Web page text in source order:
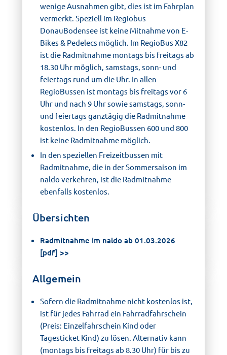
wenige Ausnahmen gibt, dies ist im Fahrplan
vermerkt. Speziell im Regiobus
DonauBodensee ist keine Mitnahme von E-
Bikes & Pedelecs möglich. Im RegioBus X82
ist die Radmitnahme montags bis freitags ab
18.30 Uhr möglich, samstags, sonn- und
feiertags rund um die Uhr. In allen
RegioBussen ist montags bis freitags vor 6
Uhr und nach 9 Uhr sowie samstags, sonn-
und feiertags ganztägig die Radmitnahme
kostenlos. In den RegioBussen 600 und 800
ist keine Radmitnahme möglich.
In den speziellen Freizeitbussen mit
Radmitnahme, die in der Sommersaison im
naldo verkehren, ist die Radmitnahme
ebenfalls kostenlos.
Übersichten
Radmitnahme im naldo ab 01.03.2026
[pdf]
Allgemein
Sofern die Radmitnahme nicht kostenlos ist,
ist für jedes Fahrrad ein Fahrradfahrschein
(Preis: Einzelfahrschein Kind oder
Tagesticket Kind) zu lösen. Alternativ kann
(montags bis freitags ab 8.30 Uhr) für bis zu